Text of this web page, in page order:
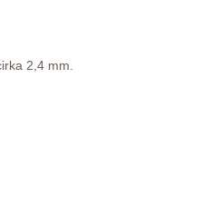
2,4 mm.